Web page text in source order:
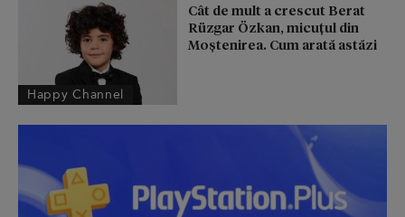
Happy Channel
Cât de mult a crescut Berat
Rüzgar Özkan, micuțul din
Moștenirea. Cum arată astăzi